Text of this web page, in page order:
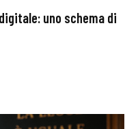
uno schema di